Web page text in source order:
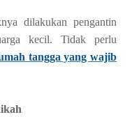
dilakukan pengantin
kecil. Tidak perlu
tangga yang wajib